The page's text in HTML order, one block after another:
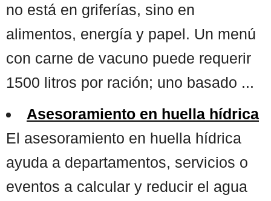
no está en griferías, sino en
alimentos, energía y papel. Un menú
con carne de vacuno puede requerir
1500 litros por ración; uno basado ...
Asesoramiento en huella hídrica
El asesoramiento en huella hídrica
ayuda a departamentos, servicios o
eventos a calcular y reducir el agua